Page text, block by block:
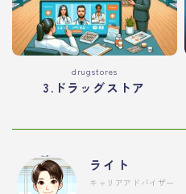
drugstores
3.ドラッグストア
ライト
キャリアアドバイザー